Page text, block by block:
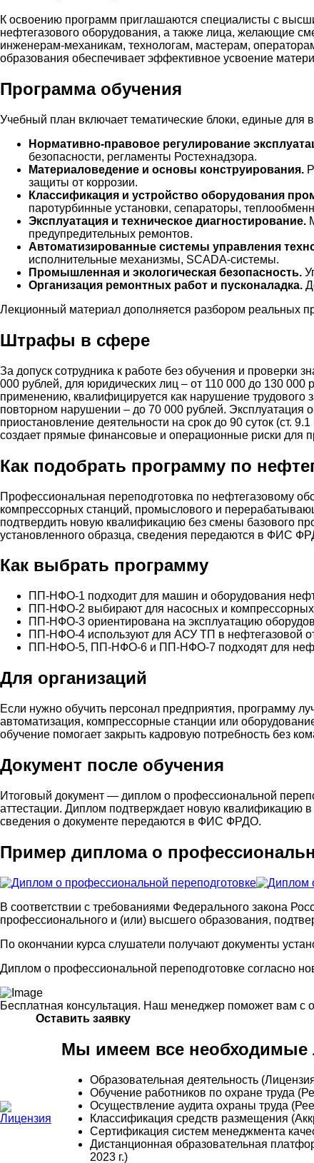
К освоению программ приглашаются специалисты с
нефтегазового оборудования, а также лица, желающие
инженерам-механикам, технологам, мастерам,
образования обеспечивает эффективное усвоение
Программа обучения
Учебный план включает тематические блоки, единые для
Нормативно-правовое регулирование
безопасности, регламенты Ростехнадзора.
Материаловедение и основы конструирования.
защиты от коррозии.
Классификация и устройство оборудования
паротурбинные установки, сепараторы,
Эксплуатация и техническое диагностирование.
предупредительных ремонтов.
Автоматизированные системы управления
исполнительные механизмы, SCADA-системы.
Промышленная и экологическая безопасность.
Организация ремонтных работ и пусконаладка.
Лекционный материал дополняется разбором реальных
Штрафы в сфере
За допуск сотрудника к работе без обучения и
000 рублей, для юридических лиц – от 110 000 до 130 000
применению, квалифицируется как нарушение
повторном нарушении – до 70 000 рублей. Эксплуатация
приостановление деятельности на срок до 90 суток (ст.
создает прямые финансовые и операционные риски для
Как подобрать программу по
Профессиональная переподготовка по нефтегазовому
компрессорных станций, промыслового и
подтвердить новую квалификацию без смены базового
установленного образца, сведения передаются в ФИС
Как выбрать программу
ПП-НФО-1 подходит для машин и оборудования
ПП-НФО-2 выбирают для насосных и компрессорных
ПП-НФО-3 ориентирована на эксплуатацию
ПП-НФО-4 используют для АСУ ТП в нефтегазовой
ПП-НФО-5, ПП-НФО-6 и ПП-НФО-7 подходят для
Для организаций
Если нужно обучить персонал предприятия, программу
автоматизация, компрессорные станции или
обучение помогает закрыть кадровую потребность без
Документ после обучения
Итоговый документ — диплом о профессиональной
аттестации. Диплом подтверждает новую квалификацию
сведения о документе передаются в ФИС ФРДО.
Пример диплома о
В соответствии с требованиями Федерального закона
профессионального и (или) высшего образования,
По окончании курса слушатели получают документы
Диплом о профессиональной переподготовке согласно
Бесплатная консультация. Наш менеджер поможет вам с
Оставить заявку
Мы имеем все необходимые
Образовательная деятельность
Обучение работников по охране труда
Осуществление аудита охраны труда
Классификация средств размещения
Сертификация систем менеджмента
Дистанционная образовательная
2023 г.)